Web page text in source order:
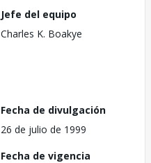
Jefe del equipo
Charles K. Boakye
Fecha de divulgación
26 de julio de 1999
Fecha de vigencia